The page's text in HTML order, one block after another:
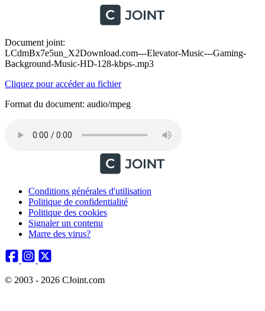
Document joint:
LCdmBx7e5un_X2Download.com---Elevator-Music---Gaming-
Background-Music-HD-128-kbps-.mp3
Cliquez pour accéder au fichier
Format du document: audio/mpeg
Conditions générales d'utilisation
Politique de confidentialité
Politique des cookies
Signaler un contenu
Marre des virus?
© 2003 - 2026 CJoint.com